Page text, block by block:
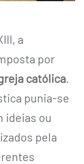
a
por
católica.
punia-se
ideias ou
pela